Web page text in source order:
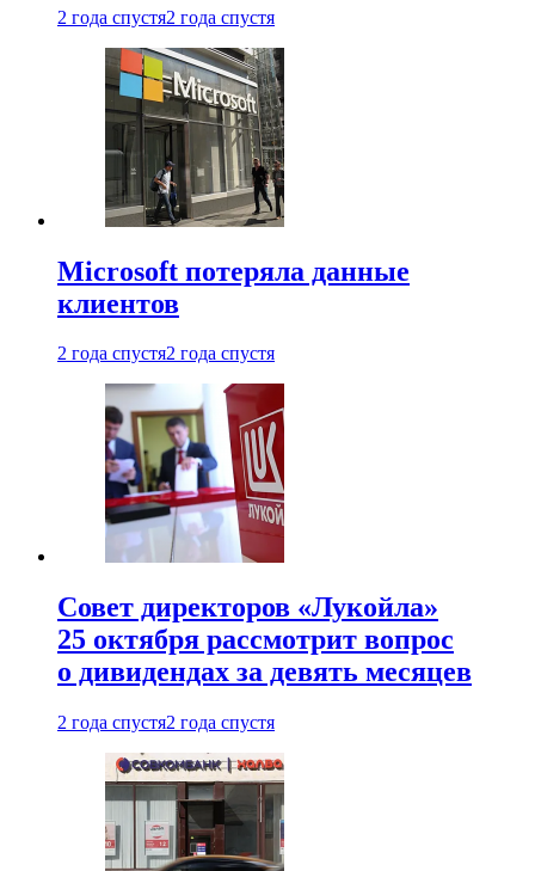
2 года спустя2 года спустя
Microsoft потеряла данные
клиентов
2 года спустя2 года спустя
Совет директоров «Лукойла»
25 октября рассмотрит вопрос
о дивидендах за девять месяцев
2 года спустя2 года спустя